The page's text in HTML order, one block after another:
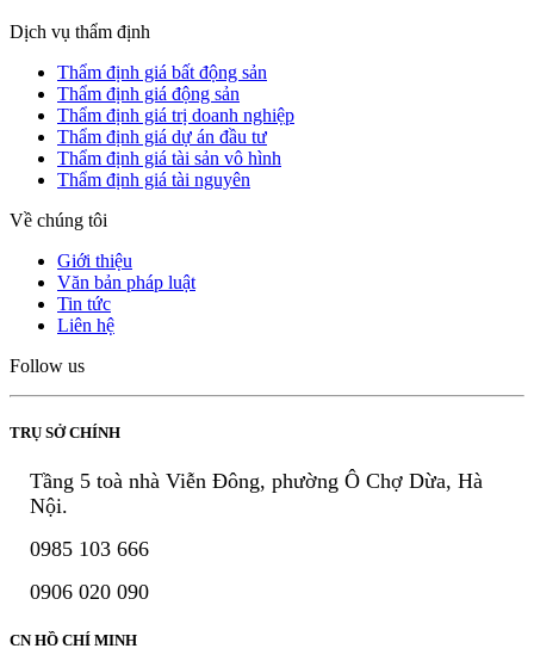
Dịch vụ thẩm định
Thẩm định giá bất động sản
Thẩm định giá động sản
Thẩm định giá trị doanh nghiệp
Thẩm định giá dự án đầu tư
Thẩm định giá tài sản vô hình
Thẩm định giá tài nguyên
Về chúng tôi
Giới thiệu
Văn bản pháp luật
Tin tức
Liên hệ
Follow us
TRỤ SỞ CHÍNH
Tầng 5 toà nhà Viễn Đông, phường Ô Chợ Dừa, Hà
Nội.
0985 103 666
0906 020 090
CN HỒ CHÍ MINH